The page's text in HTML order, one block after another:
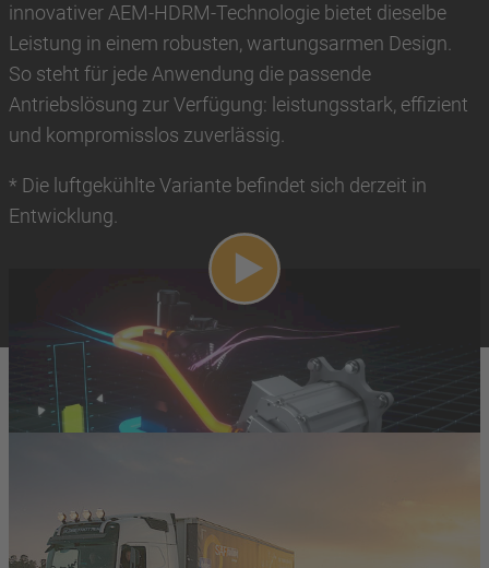
innovativer AEM‑HDRM‑Technologie bietet dieselbe
Leistung in einem robusten, wartungsarmen Design.
So steht für jede Anwendung die passende
Antriebslösung zur Verfügung: leistungsstark, effizient
und kompromisslos zuverlässig.
* Die luftgekühlte Variante befindet sich derzeit in
Entwicklung.
Video abspielen